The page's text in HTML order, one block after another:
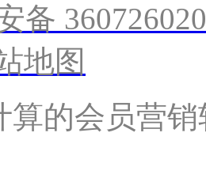
备
地图
算的会员营